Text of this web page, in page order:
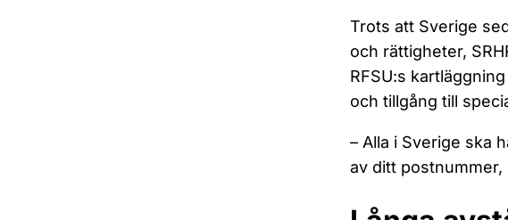
Trots att Sverige
och rättigheter,
RFSU:s
och tillgång till
– Alla i Sverige ska
av ditt postnummer,